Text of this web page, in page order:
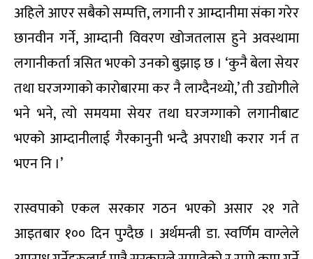
अहिले आएर सबैको सम्पत्ति, लगानी र आम्दानीमा संका गरेर
छानवीन गर्ने, आम्दानी विवरण खोजतलास हुने अवस्थामा
लगानीकर्ता त्रसित भएको उनको बुझाइ छ । ‘कुनै बेला सेयर
तथा घरजग्गाको कारोबारमा कर नै लाग्दैनथ्यो,’ ती उद्योगीले
भने भने, त्यो समयमा सेयर तथा घरजग्गाको लगानीबाट
भएको आम्दानीलाई गैरकानुनी भन्दै अपराधी करार गर्न त
भएन नि ।’
रास्वपाको एकल सरकार गठन भएको असार २१ गते
आइतबार १०० दिन पुग्दैछ । अर्थमन्त्री डा. स्वर्णिम वाग्लेले